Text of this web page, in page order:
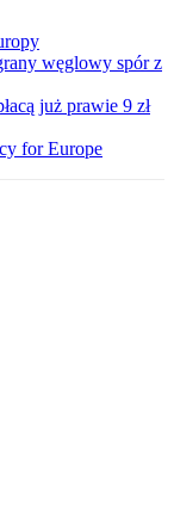
węglowy spór z
już prawie 9 zł
for Europe